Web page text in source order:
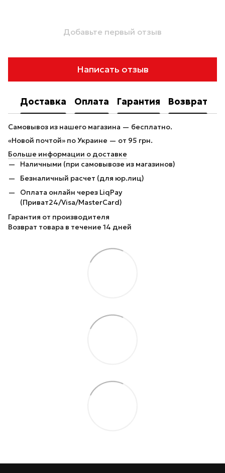
Добавьте первый отзыв
Написать отзыв
Доставка Оплата Гарантия Возврат
Самовывоз из нашего магазина — бесплатно.
«Новой почтой» по Украине — от 95 грн.
Больше информации о доставке
Наличными (при самовывозе из магазинов)
Безналичный расчет (для юр.лиц)
Оплата онлайн через LiqPay
(Приват24/Visa/MasterCard)
Гарантия от производителя
Возврат товара в течение 14 дней